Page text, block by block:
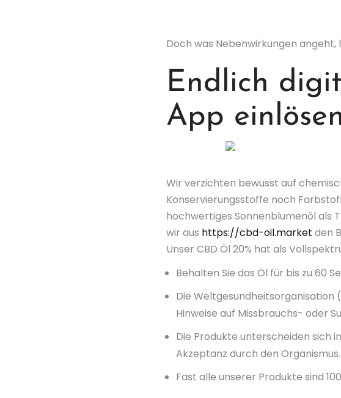
Doch was Nebenwirkungen angeht,
Endlich
App
Wir verzichten bewusst auf
Konservierungsstoffe noch
hochwertiges Sonnenblumenöl als
wir aus https://cbd-oil.market den
Unser CBD Öl 20% hat als
Behalten Sie das Öl für bis zu 60
Die Weltgesundheitsorganisation
Hinweise auf Missbrauchs- oder
Die Produkte unterscheiden sich
Akzeptanz durch den Organismus.
Fast alle unserer Produkte sind